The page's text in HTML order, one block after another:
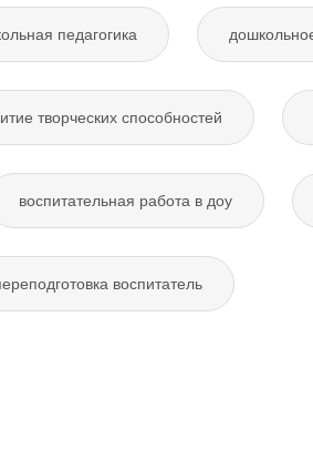
педагогика
творческих способностей
воспитательная работа в доу
воспитатель